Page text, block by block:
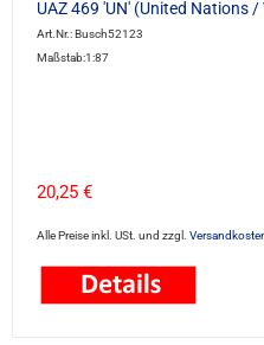
UAZ 469 'UN' (United Nations
Art.Nr.: Busch52123
Maßstab:1:87
20,25 €
Alle Preise inkl. USt. und zzgl.